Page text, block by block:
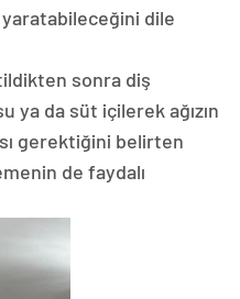
dile
sonra diş
ya da süt içilerek ağızın
gerektiğini belirten
de faydalı